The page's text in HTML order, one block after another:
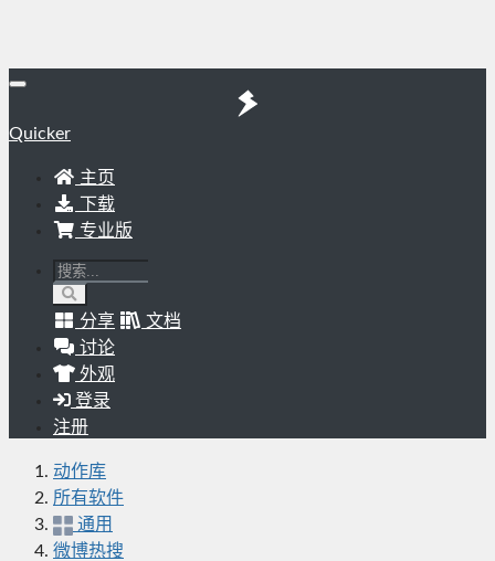
Quicker
主页
下载
专业版
分享
文档
讨论
外观
登录
注册
动作库
所有软件
通用
微博热搜